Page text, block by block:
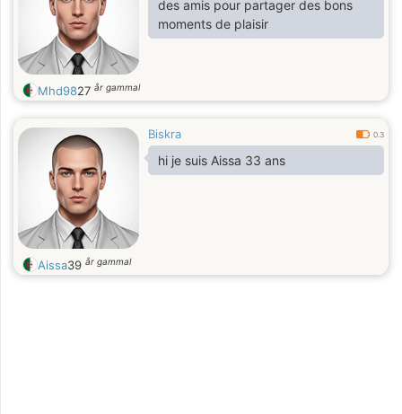
des amis pour partager des bons
moments de plaisir
Mhd9827 år gammal
Biskra 0.3
hi je suis Aissa 33 ans
Aissa39 år gammal